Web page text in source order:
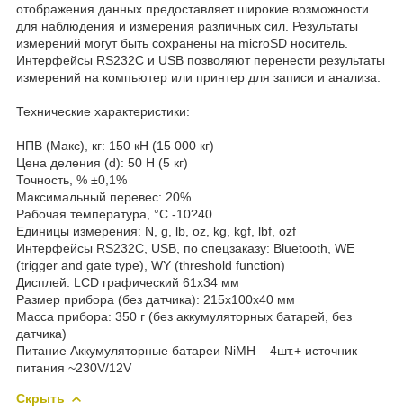
отображения данных предоставляет широкие возможности
для наблюдения и измерения различных сил. Результаты
измерений могут быть сохранены на microSD носитель.
Интерфейсы RS232C и USB позволяют перенести результаты
измерений на компьютер или принтер для записи и анализа.
Технические характеристики:
НПВ (Макс), кг: 150 кН (15 000 кг)
Цена деления (d): 50 Н (5 кг)
Точность, % ±0,1%
Максимальный перевес: 20%
Рабочая температура, °C -10?40
Единицы измерения: N, g, lb, oz, kg, kgf, lbf, ozf
Интерфейсы RS232C, USB, по спецзаказу: Bluetooth, WE
(trigger and gate type), WY (threshold function)
Дисплей: LCD графический 61x34 мм
Размер прибора (без датчика): 215x100x40 мм
Масса прибора: 350 г (без аккумуляторных батарей, без
датчика)
Питание Аккумуляторные батареи NiMH – 4шт.+ источник
питания ~230V/12V
Скрыть